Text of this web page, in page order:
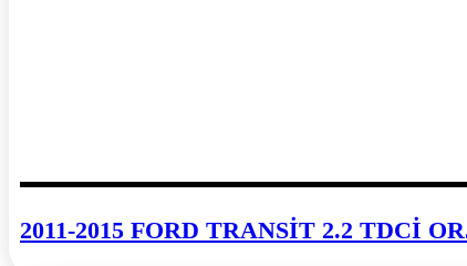
2011-2015 FORD TRANSİT 2.2 TDCİ